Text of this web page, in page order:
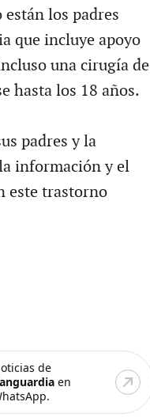
los padres
que incluye apoyo
una cirugía de
hasta los 18 años.
padres y la
información y el
este trastorno
de
en